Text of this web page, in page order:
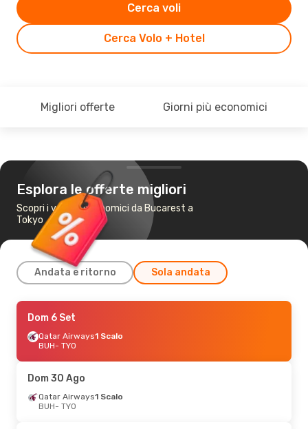
Cerca Volo + Hotel
Cerca voli
Migliori offerte Giorni più economici
Esplora le offerte migliori
Scopri i voli più economici da Bucarest a
Tokyo
Andata e ritorno Sola andata
Dom 6 Set
Air France1 Scalo
BUH- TYO
1 Scalo
TYO- BUH
Dom 25 Ott
Dom 6 Set
Qatar Airways1 Scalo
BUH- TYO
Dom 30 Ago
Qatar Airways1 Scalo
BUH- TYO